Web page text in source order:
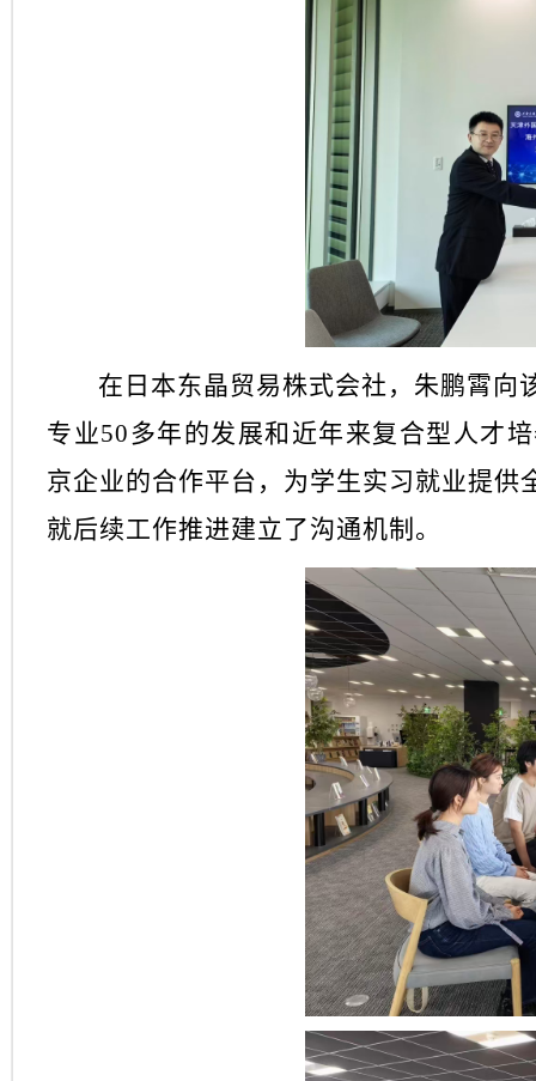
在日本东晶贸易株式会社，朱鹏霄向
专业50多年的发展和近年来复合型人才
京企业的合作平台，为学生实习就业提
就后续工作推进建立了沟通机制。